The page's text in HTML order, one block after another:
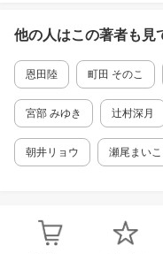
て
自
が
き
者
徴
他の人はこの著者も見
恩田陸 町田 そのこ
宮部 みゆき 辻村深月
朝井リョウ 瀬尾まいこ